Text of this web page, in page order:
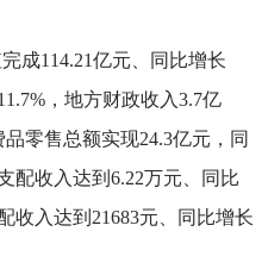
成114.21亿元、同比增长
，地方财政收入3.7亿
零售总额实现24.3亿元，同
配收入达到6.22万元、同比
收入达到21683元、同比增长